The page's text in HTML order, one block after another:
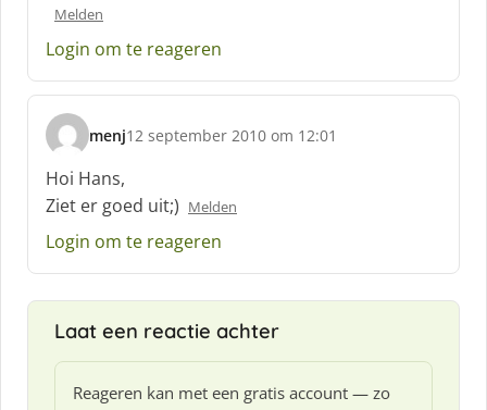
Melden
Login om te reageren
menj
s
c
h
r
e
:
12 september 2010 om 12:01
Hoi Hans,
Ziet er goed uit;) Melden
Login om te reageren
Laat een reactie achter
Reageren kan met een gratis account — zo